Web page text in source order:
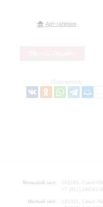
Арт-галерея
Поделиться:
Большой зал:
191186, Санкт-
+7 (812) 240-01-
Малый зал:
191011, Санкт-